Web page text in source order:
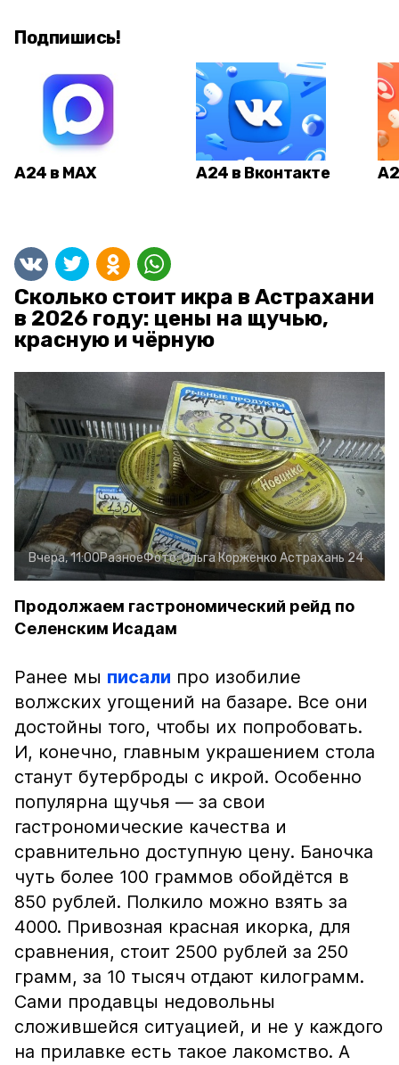
Подпишись!
А24 в MAX А24 в Вконтакте
Сколько стоит икра в Астрахани
в 2026 году: цены на щучью,
красную и чёрную
Вчера, 11:00РазноеФото:Ольга Корженко Астрахань 24
Продолжаем гастрономический рейд по
Селенским Исадам
Ранее мы писали про изобилие
волжских угощений на базаре. Все они
достойны того, чтобы их попробовать.
И, конечно, главным украшением стола
станут бутерброды с икрой. Особенно
популярна щучья — за свои
гастрономические качества и
сравнительно доступную цену. Баночка
чуть более 100 граммов обойдётся в
850 рублей. Полкило можно взять за
4000. Привозная красная икорка, для
сравнения, стоит 2500 рублей за 250
грамм, за 10 тысяч отдают килограмм.
Сами продавцы недовольны
сложившейся ситуацией, и не у каждого
на прилавке есть такое лакомство. А